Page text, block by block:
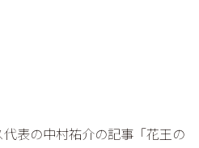
代表の中村祐介の記事「花王の